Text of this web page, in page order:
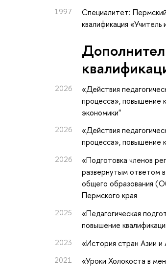
1997
Специалитет:
квалификация «Учитель
2026
«Действия
процесса», повышение
экономики"
2026
«Действия
процесса», повышение
2026
«Подготовка членов
развернутым ответом
общего образования
Пермского края
2025 «Педагогическая
повышение
2023 «История стран Азии
2021 «Уроки Холокоста в